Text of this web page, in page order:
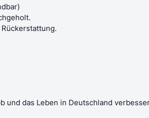
und das Leben in Deutschland